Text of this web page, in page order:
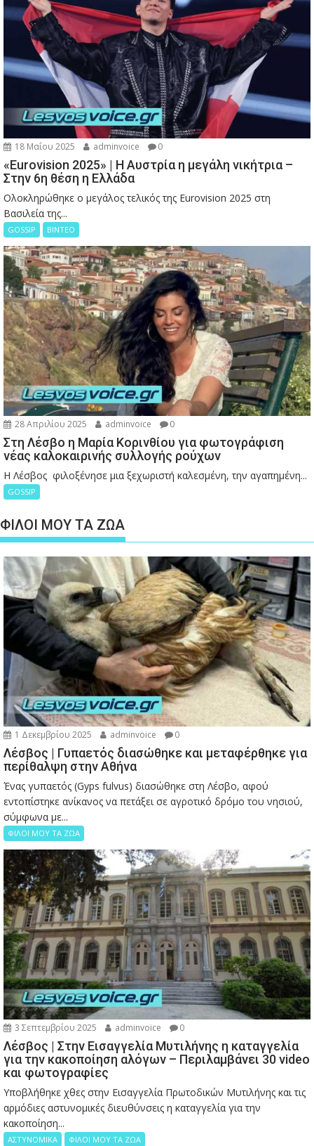
18 Μαΐου 2025 adminvoice 0
«Eurovision 2025» | Η Αυστρία η μεγάλη νικήτρια –
Στην 6η θέση η Ελλάδα
Ολοκληρώθηκε ο μεγάλος τελικός της Eurovision 2025 στη
Βασιλεία της...
GOSSIP ΒΙΝΤΕΟ
28 Απριλίου 2025 adminvoice 0
Στη Λέσβο η Μαρία Κορινθίου για φωτογράφιση
νέας καλοκαιρινής συλλογής ρούχων
Η Λέσβος φιλοξένησε μια ξεχωριστή καλεσμένη, την αγαπημένη...
GOSSIP
ΦΙΛΟΙ ΜΟΥ ΤΑ ΖΩΑ
1 Δεκεμβρίου 2025 adminvoice 0
Λέσβος | Γυπαετός διασώθηκε και μεταφέρθηκε για
περίθαλψη στην Αθήνα
Ένας γυπαετός (Gyps fulvus) διασώθηκε στη Λέσβο, αφού
εντοπίστηκε ανίκανος να πετάξει σε αγροτικό δρόμο του νησιού,
σύμφωνα με...
ΦΙΛΟΙ ΜΟΥ ΤΑ ΖΩΑ
3 Σεπτεμβρίου 2025 adminvoice 0
Λέσβος | Στην Εισαγγελία Μυτιλήνης η καταγγελία
για την κακοποίηση αλόγων – Περιλαμβάνει 30 video
και φωτογραφίες
Υποβλήθηκε χθες στην Εισαγγελία Πρωτοδικών Μυτιλήνης και τις
αρμόδιες αστυνομικές διευθύνσεις η καταγγελία για την
κακοποίηση...
ΑΣΤΥΝΟΜΙΚΑ ΦΙΛΟΙ ΜΟΥ ΤΑ ΖΩΑ